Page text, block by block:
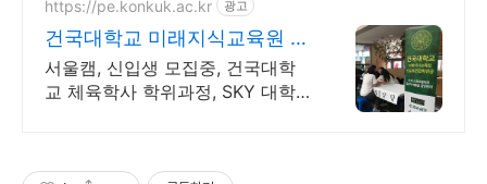
https://pe.konkuk.ac.kr 광고
건국대학교 미래지식교육원 체
육학사 스포츠건강학
서울캠, 신입생 모집중, 건국대학
교 체육학사 학위과정, SKY 대학